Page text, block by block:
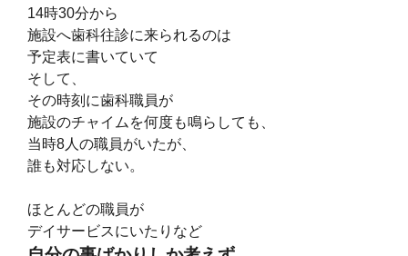
14時30分から
施設へ歯科往診に来られるのは
予定表に書いていて
そして、
その時刻に歯科職員が
施設のチャイムを何度も鳴らしても、
当時8人の職員がいたが、
誰も対応しない。
ほとんどの職員が
デイサービスにいたりなど